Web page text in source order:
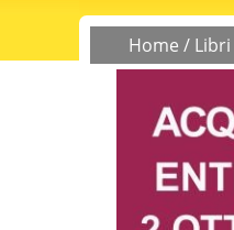
Home / Libri